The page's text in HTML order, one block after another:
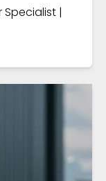
|